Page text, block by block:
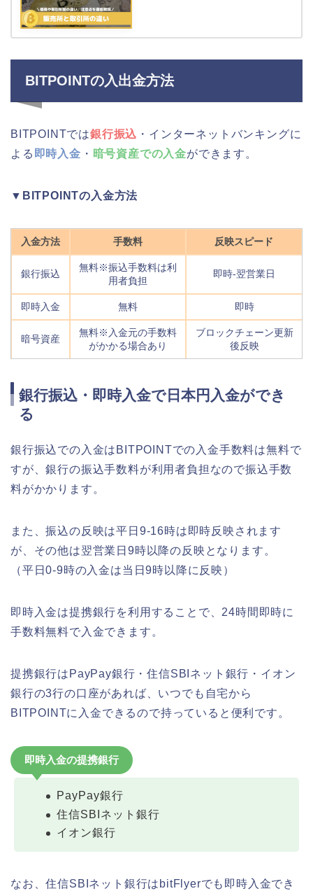
BITPOINTの入出金方法
BITPOINTでは銀行振込 ・インターネットバンキングに
よる 即時入金 ・ 暗号資産での入金ができます。
▼BITPOINTの入金方法
入金方法 手数料 反映スピード
銀行振込
無料※振込手数料は利
用者負担
即時-翌営業日
即時入金 無料 即時
暗号資産
無料※入金元の手数料
がかかる場合あり
ブロックチェーン更新
後反映
銀行振込・即時入金で日本円入金ができ
る
銀行振込での入金はBITPOINTでの入金手数料は無料で
すが、銀行の振込手数料が利用者負担なので振込手数
料がかかります。
また、振込の反映は平日9-16時は即時反映されます
が、その他は翌営業日9時以降の反映となります。
（平日0-9時の入金は当日9時以降に反映）
即時入金は提携銀行を利用することで、24時間即時に
手数料無料で入金できます。
提携銀行はPayPay銀行・住信SBIネット銀行・イオン
銀行の3行の口座があれば、いつでも自宅から
BITPOINTに入金できるので持っていると便利です。
即時入金の提携銀行
PayPay銀行
住信SBIネット銀行
イオン銀行
なお、住信SBIネット銀行はbitFlyerでも即時入金でき